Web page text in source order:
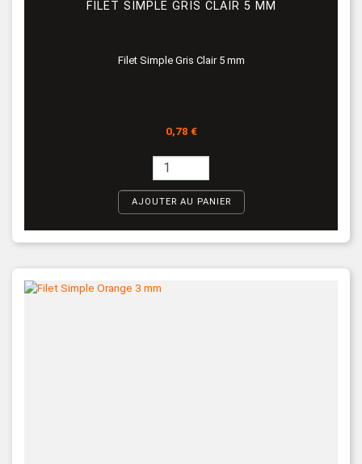
FILET SIMPLE GRIS CLAIR 5 MM
Filet Simple Gris Clair 5 mm
Prix
0,78 €
AJOUTER AU PANIER